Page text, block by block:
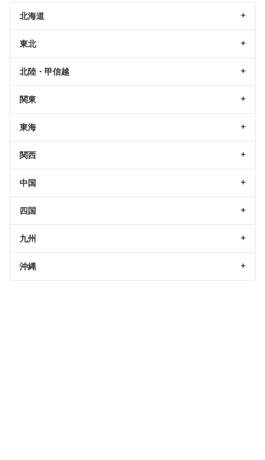
北海道
東北
北陸・甲信越
関東
東海
関西
中国
四国
九州
沖縄